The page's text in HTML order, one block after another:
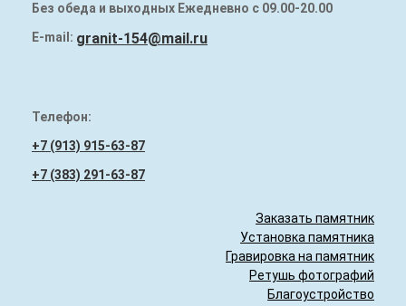
Гранитный бордюр
Без обеда и выходных Ежедневно с 09.00-20.00
E-mail: granit-154@mail.ru
Телефон:
+7 (913) 915-63-87
+7 (383) 291-63-87
Заказать памятник
Установка памятника
Гравировка на памятник
Ретушь фотографий
Благоустройство